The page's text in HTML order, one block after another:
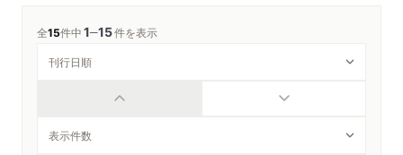
全15件中1─15件を表示